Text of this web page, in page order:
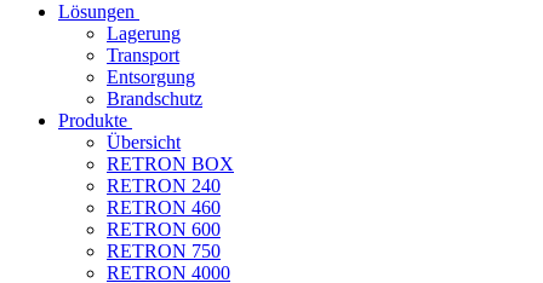
Lösungen
Lagerung
Transport
Entsorgung
Brandschutz
Produkte
Übersicht
RETRON BOX
RETRON 240
RETRON 460
RETRON 600
RETRON 750
RETRON 4000